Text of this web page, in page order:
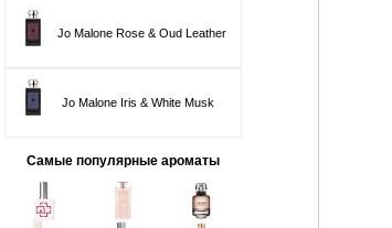
Jo Malone Rose & Oud Leather
Jo Malone Iris & White Musk
Самые популярные ароматы